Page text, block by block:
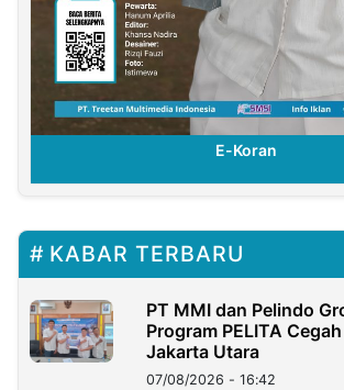
E-Koran
KABAR TERBARU
PT MMI dan Pelindo
Program PELITA
Jakarta Utara
07/08/2026 - 16:42